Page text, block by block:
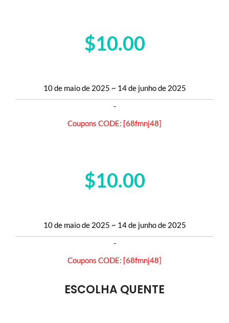
$10.00
Encomenda mais de $300
10 de maio de 2025 ~ 14 de junho de 2025
-
Coupons CODE: [68fmnj48]
$10.00
Encomenda mais de $300
10 de maio de 2025 ~ 14 de junho de 2025
-
Coupons CODE: [68fmnj48]
ESCOLHA QUENTE